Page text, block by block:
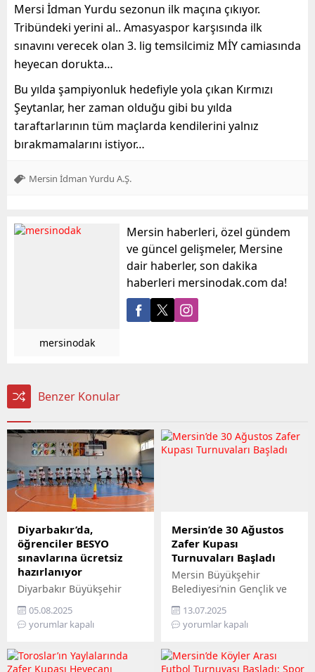
Mersi İdman Yurdu sezonun ilk maçına çıkıyor.
Tribündeki yerini al.. Amasyaspor karşısında ilk
sınavını verecek olan 3. lig temsilcimiz MİY camiasında
heyecan dorukta…
Bu yılda şampiyonluk hedefiyle yola çıkan Kırmızı
Şeytanlar, her zaman olduğu gibi bu yılda
taraftarlarının tüm maçlarda kendilerini yalnız
bırakmamalarını istiyor…
Mersin İdman Yurdu A.Ş.
mersinodak
Mersin haberleri, özel gündem
ve güncel gelişmeler, Mersine
dair haberler, son dakika
haberleri mersinodak.com da!
Benzer Konular
Diyarbakır’da,
öğrenciler BESYO
sınavlarına ücretsiz
hazırlanıyor
Diyarbakır Büyükşehir
Belediyesi, Beden Eğitimi
Spor Yüksek Okulu
sınavlarına girmek isteyen
hazırlıyor. Gençlik ve Spor
05.08.2025
yorumlar kapalı
Mersin’de 30 Ağustos
Zafer Kupası
Turnuvaları Başladı
Mersin Büyükşehir
Belediyesi’nin Gençlik ve
Spor Hizmetleri Dairesi
Başkanlığı koordinesinde
her yıl geleneksel olarak
Bayramı’na ithafen
13.07.2025
yorumlar kapalı